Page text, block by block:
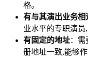
格。
有与其演出业务相
业水平的专职演员
有固定的地址：
册地址一致,能够